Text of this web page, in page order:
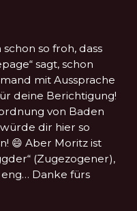
so froh, dass
sagt, schon
mit Aussprache
deine Berichtigung!
von Baden
dir hier so
😄 Aber Moritz ist
(Zugezogener),
Danke fürs